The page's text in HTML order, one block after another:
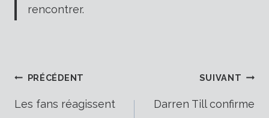
rencontrer.
Navigation
PRÉCÉDENT
Les fans réagissent
SUIVANT
Darren Till confirme